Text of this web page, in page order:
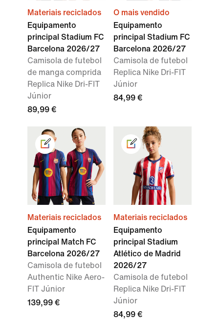
Materiais reciclados
Equipamento
principal Stadium FC
Barcelona 2026/27
Camisola de futebol
de manga comprida
Replica Nike Dri-FIT
Júnior
89,99 €
O mais vendido
Equipamento
principal Stadium FC
Barcelona 2026/27
Camisola de futebol
Replica Nike Dri-FIT
Júnior
84,99 €
Materiais reciclados
Equipamento
principal Match FC
Barcelona 2026/27
Camisola de futebol
Authentic Nike Aero-
FIT Júnior
139,99 €
Materiais reciclados
Equipamento
principal Stadium
Atlético de Madrid
2026/27
Camisola de futebol
Replica Nike Dri-FIT
Júnior
84,99 €